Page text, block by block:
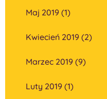
Maj 2019 (1)
Kwiecień 2019 (2)
Marzec 2019 (9)
Luty 2019 (1)